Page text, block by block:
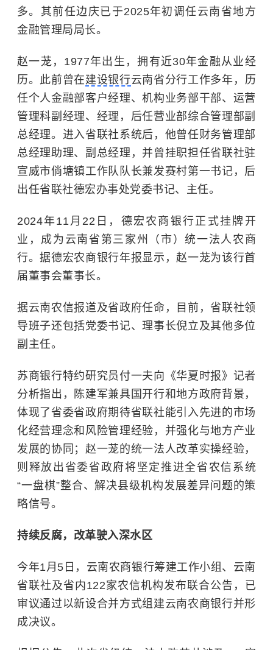
多。其前任边庆已于2025年初调任云南省地方
金融管理局局长。
赵一茏，1977年出生，拥有近30年金融从业经
历。此前曾在建设银行云南省分行工作多年，历
任个人金融部客户经理、机构业务部干部、运营
管理科副经理、经理，后任营业部综合管理部副
总经理。进入省联社系统后，他曾任财务管理部
总经理助理、副总经理，并曾挂职担任省联社驻
宣威市倘塘镇工作队队长兼发赛村第一书记，后
出任省联社德宏办事处党委书记、主任。
2024年11月22日，德宏农商银行正式挂牌开
业，成为云南省第三家州（市）统一法人农商
行。据德宏农商银行年报显示，赵一茏为该行首
届董事会董事长。
据云南农信报道及省政府任命，目前，省联社领
导班子还包括党委书记、理事长倪立及其他多位
副主任。
苏商银行特约研究员付一夫向《华夏时报》记者
分析指出，陈建军兼具国开行和地方政府背景，
体现了省委省政府期待省联社能引入先进的市场
化经营理念和风险管理经验，并强化与地方产业
发展的协同；赵一茏的统一法人改革实操经验，
则释放出省委省政府将坚定推进全省农信系统
“一盘棋”整合、解决县级机构发展差异问题的策
略信号。
持续反腐，改革驶入深水区
今年1月5日，云南农商银行筹建工作小组、云南
省联社及省内122家农信机构发布联合公告，已
审议通过以新设合并方式组建云南农商银行并形
成决议。